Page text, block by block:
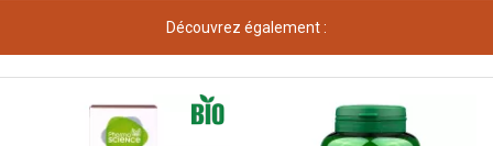
Découvrez également :